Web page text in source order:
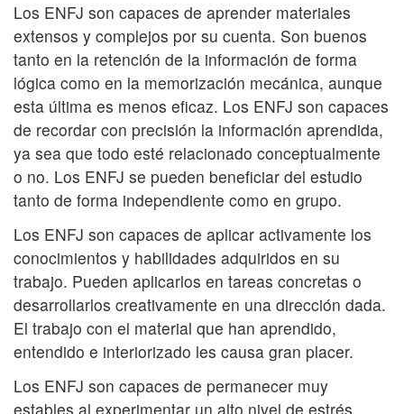
Los ENFJ son capaces de aprender materiales
extensos y complejos por su cuenta. Son buenos
tanto en la retención de la información de forma
lógica como en la memorización mecánica, aunque
esta última es menos eficaz. Los ENFJ son capaces
de recordar con precisión la información aprendida,
ya sea que todo esté relacionado conceptualmente
o no. Los ENFJ se pueden beneficiar del estudio
tanto de forma independiente como en grupo.
Los ENFJ son capaces de aplicar activamente los
conocimientos y habilidades adquiridos en su
trabajo. Pueden aplicarlos en tareas concretas o
desarrollarlos creativamente en una dirección dada.
El trabajo con el material que han aprendido,
entendido e interiorizado les causa gran placer.
Los ENFJ son capaces de permanecer muy
estables al experimentar un alto nivel de estrés